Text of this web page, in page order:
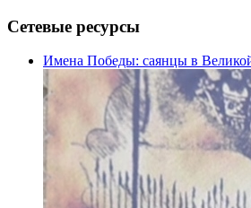
Сетевые ресурсы
Имена Победы: саянцы в